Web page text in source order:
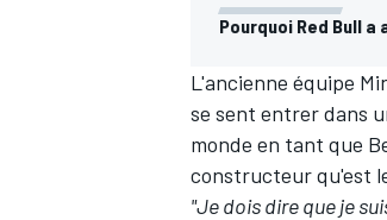
Pourquoi Red Bull
L'ancienne équipe
se sent entrer dans
monde en tant que
constructeur qu'est
"Je dois dire que je